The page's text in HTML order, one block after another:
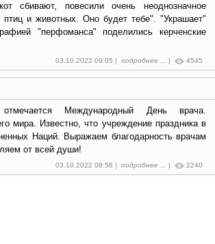
сбивают, повесили очень неоднозначное
и животных. Оно будет тебе". "Украшает"
"перфоманса" поделились керченские
03.10.2022 09:05 | подробнее ... | 4545
Международный День врача.
мира. Известно, что учреждение праздника в
Наций. Выражаем благодарность врачам
от всей души!
03.10.2022 08:58 | подробнее ... | 2240